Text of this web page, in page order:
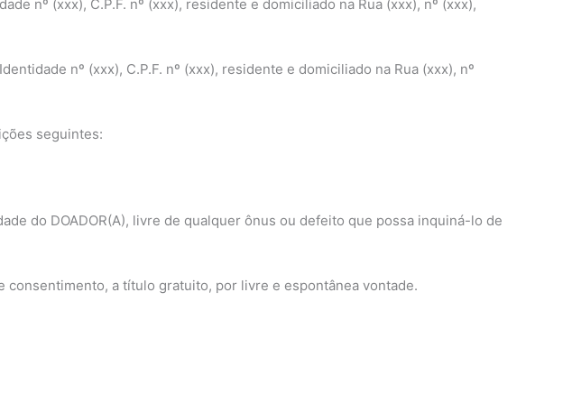
nº (xxx), C.P.F. nº (xxx), residente e domiciliado na Rua (xxx), nº (xxx),
nº (xxx), C.P.F. nº (xxx), residente e domiciliado na Rua (xxx), nº
seguintes:
do DOADOR(A), livre de qualquer ônus ou defeito que possa inquiná-lo de
consentimento, a título gratuito, por livre e espontânea vontade.